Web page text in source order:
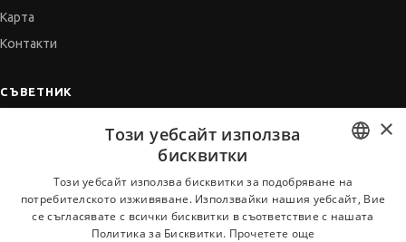
Карта
Контакти
СЪВЕТНИК
Когато получим оферта
BULGARIAN
ENGLISH
×
Този уебсайт използва
бисквитки
Този уебсайт използва бисквитки за подобряване на
потребителското изживяване. Използвайки нашия уебсайт, Вие
се съгласявате с всички бисквитки в съответствие с нашата
Политика за Бисквитки. Прочетете още